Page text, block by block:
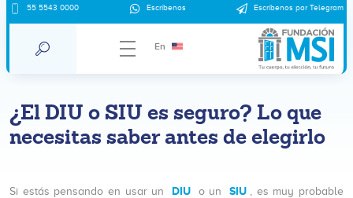
55 5543 0000 Escríbenos Escríbenos por Telegram
En
¿El DIU o SIU es seguro? Lo que
necesitas saber antes de elegirlo
Si estás pensando en usar un DIU o un SIU , es muy probable